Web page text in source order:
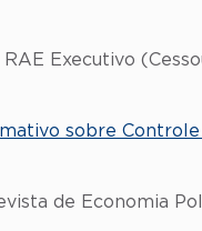
RAE Executivo
sobre Controle
de Economia